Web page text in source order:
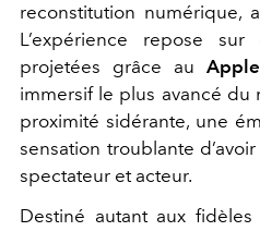
reconstitution numérique,
L’expérience repose
projetées grâce au
immersif le plus avancé du
proximité sidérante, une
sensation troublante
spectateur et acteur.
Destiné autant aux